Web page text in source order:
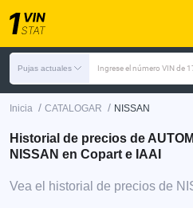
Pujas actuales Ingrese el número VIN de
Inicia / CATALOGAR / NISSAN
Historial de precios de
NISSAN en Copart e IAAI
Vea el historial de precios de